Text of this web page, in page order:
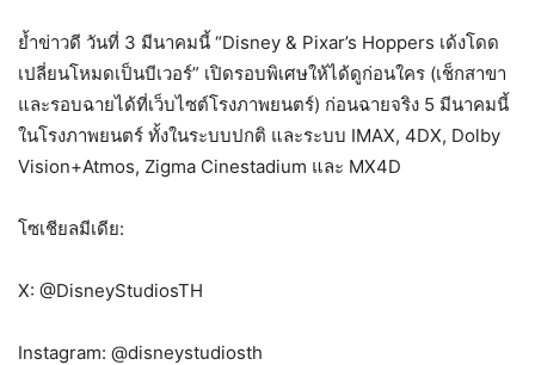
ย้ำข่าวดี วันที่ 3 มีนาคมนี้ “Disney & Pixar’s Hoppers เด้งโดด
เปลี่ยนโหมดเป็นบีเวอร์” เปิดรอบพิเศษให้ได้ดูก่อนใคร (เช็กสาขา
และรอบฉายได้ที่เว็บไซต์โรงภาพยนตร์) ก่อนฉายจริง 5 มีนาคมนี้
ในโรงภาพยนตร์ ทั้งในระบบปกติ และระบบ IMAX, 4DX, Dolby
Vision+Atmos, Zigma Cinestadium และ MX4D
โซเชียลมีเดีย:
X: @DisneyStudiosTH
Instagram: @disneystudiosth